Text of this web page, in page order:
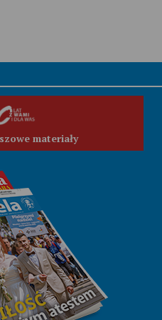
materiały